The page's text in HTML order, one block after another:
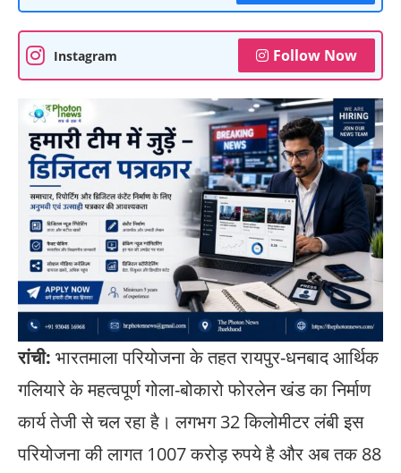
Instagram Follow Now
रांची: भारतमाला परियोजना के तहत रायपुर-धनबाद आर्थिक
गलियारे के महत्वपूर्ण गोला-बोकारो फोरलेन खंड का निर्माण
कार्य तेजी से चल रहा है। लगभग 32 किलोमीटर लंबी इस
परियोजना की लागत 1007 करोड़ रुपये है और अब तक 88